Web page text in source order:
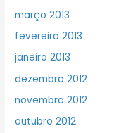
março 2013
fevereiro 2013
janeiro 2013
dezembro 2012
novembro 2012
outubro 2012